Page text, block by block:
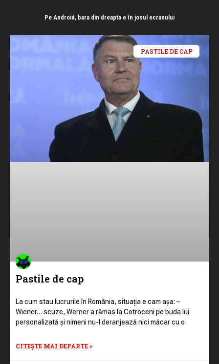
Pe Android, bara din dreapta e în josul ecranului
PASTILE DE CAP
Pastile de cap
La cum stau lucrurile în România, situația e cam așa: –
Wiener… scuze, Werner a rămas la Cotroceni pe buda lui
personalizată și nimeni nu-l deranjează nici măcar cu o
CITEȘTE MAI DEPARTE »